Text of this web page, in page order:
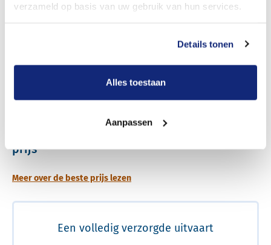
verzameld op basis van uw gebruik van hun services.
Details tonen
Alles toestaan
Aanpassen
Dit kost een crematie
prijs
Meer over de beste prijs lezen
Een volledig verzorgde uitvaart